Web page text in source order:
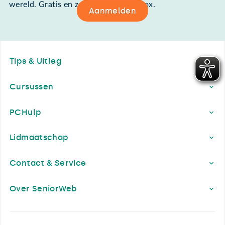
wereld. Gratis en zomaar in de mailbox.
Aanmelden
Tips & Uitleg
Cursussen
PCHulp
Lidmaatschap
Contact & Service
Over SeniorWeb